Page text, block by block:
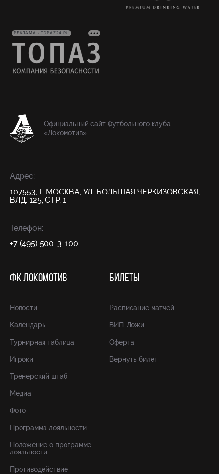
РЕКЛАМА • TOPAZ24.RU
Официальный сайт Футбольного клуба
«Локомотив»
Адрес:
107553, Г. МОСКВА, УЛ. БОЛЬШАЯ ЧЕРКИЗОВСКАЯ,
ВЛД. 125, СТР. 1
Телефон:
+7 (495) 500-3-100
ФК ЛОКОМОТИВ
Новости
Календарь
Турнирная таблица
Игроки
Тренерский штаб
Медиа
Фото
Программа лояльности
Положение о программе
лояльности
Противодействие
БИЛЕТЫ
Расписание матчей
ВИП-Ложи
Оферта
Вернуть билет